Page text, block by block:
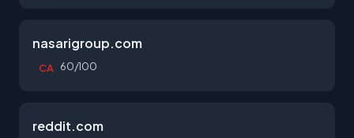
nasarigroup.com
CA 60/100
reddit.com